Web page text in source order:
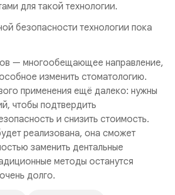
для такой технологии.
безопасности технологии пока
— многообещающее направление,
изменить стоматологию.
применения ещё далеко: нужны
чтобы подтвердить
и снизить стоимость.
реализована, она сможет
заменить дентальные
методы останутся
долго.